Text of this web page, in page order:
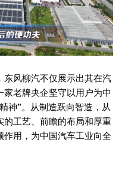
风柳汽不仅展示出其在汽
老牌央企坚守以用户为中
神”。从制造跃向智造，从
工艺、前瞻的布局和厚重
用，为中国汽车工业向全